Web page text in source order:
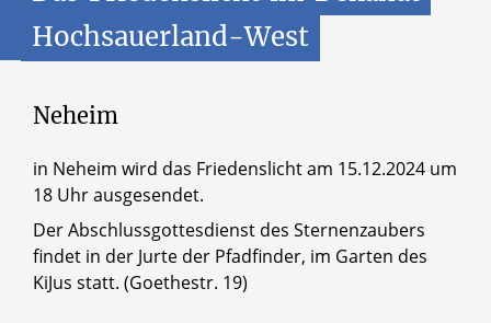
Hochsauerland-West
Neheim
in Neheim wird das Friedenslicht am 15.12.2024 um
18 Uhr ausgesendet.
Der Abschlussgottesdienst des Sternenzaubers
findet in der Jurte der Pfadfinder, im Garten des
KiJus statt. (Goethestr. 19)